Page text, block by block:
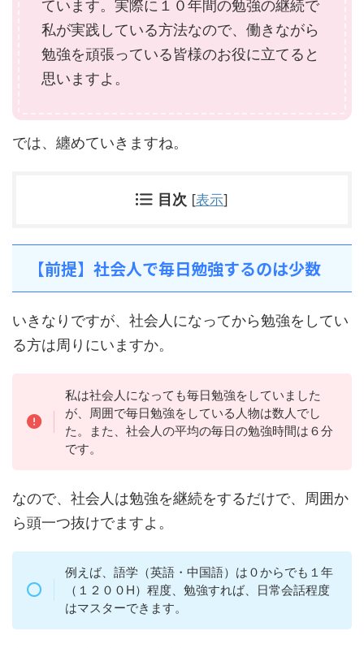
ています。実際に１０年間の勉強の継続で
私が実践している方法なので、働きながら
勉強を頑張っている皆様のお役に立てると
思いますよ。
では、纏めていきますね。
目次 [表示]
【前提】社会人で毎日勉強するのは少数
いきなりですが、社会人になってから勉強をしてい
る方は周りにいますか。
私は社会人になっても毎日勉強をしていました
が、周囲で毎日勉強をしている人物は数人でし
た。また、社会人の平均の毎日の勉強時間は６分
です。
なので、社会人は勉強を継続をするだけで、周囲か
ら頭一つ抜けでますよ。
例えば、語学（英語・中国語）は０からでも１年
（１２００H）程度、勉強すれば、日常会話程度
はマスターできます。